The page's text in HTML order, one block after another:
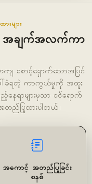
များ
အချက်အလက်ကာ
ျ စောင့်ရှောက်သောအပြင်
ါ်ခံရတဲ့ ကာကွယ်မှုကို အထူး
ေရာများမှသာ ဝင်ရောက်
တည်ပြုထားပါတယ်။
အကောင့် အတည်ပြုခြင်း
စနစ်